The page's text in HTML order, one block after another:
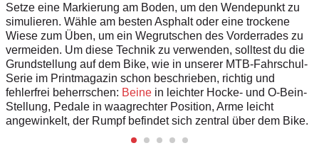
Setze eine Markierung am Boden, um den Wendepunkt zu
simulieren. Wähle am besten Asphalt oder eine trockene
Wiese zum Üben, um ein Wegrutschen des Vorderrades zu
vermeiden. Um diese Technik zu verwenden, solltest du die
Grundstellung auf dem Bike, wie in unserer MTB-Fahrschul-
Serie im Printmagazin schon beschrieben, richtig und
fehlerfrei beherrschen: Beine in leichter Hocke- und O-Bein-
Stellung, Pedale in waagrechter Position, Arme leicht
angewinkelt, der Rumpf befindet sich zentral über dem Bike.